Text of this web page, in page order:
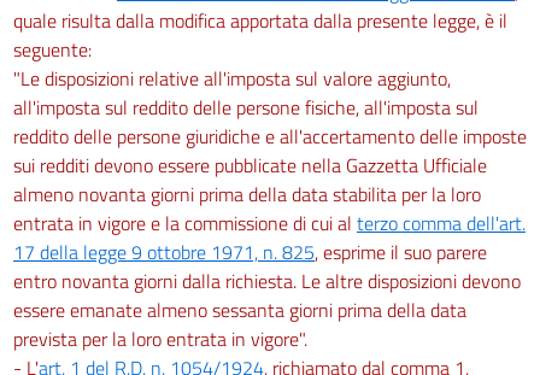
quale risulta dalla modifica apportata dalla presente legge, è il
seguente:
"Le disposizioni relative all'imposta sul valore aggiunto,
all'imposta sul reddito delle persone fisiche, all'imposta sul
reddito delle persone giuridiche e all'accertamento delle imposte
sui redditi devono essere pubblicate nella Gazzetta Ufficiale
almeno novanta giorni prima della data stabilita per la loro
entrata in vigore e la commissione di cui al terzo comma dell'art.
17 della legge 9 ottobre 1971, n. 825, esprime il suo parere
entro novanta giorni dalla richiesta. Le altre disposizioni devono
essere emanate almeno sessanta giorni prima della data
prevista per la loro entrata in vigore".
- L'art. 1 del R.D. n. 1054/1924, richiamato dal comma 1,